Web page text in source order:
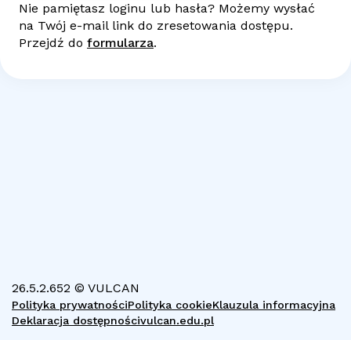
Nie pamiętasz loginu lub hasła? Możemy wysłać
na Twój e-maillink do zresetowania dostępu.
Przejdź do formularza.
26.5.2.652 © VULCAN
Polityka prywatnościPolityka cookieKlauzula informacyjna
Deklaracja dostępnościvulcan.edu.pl